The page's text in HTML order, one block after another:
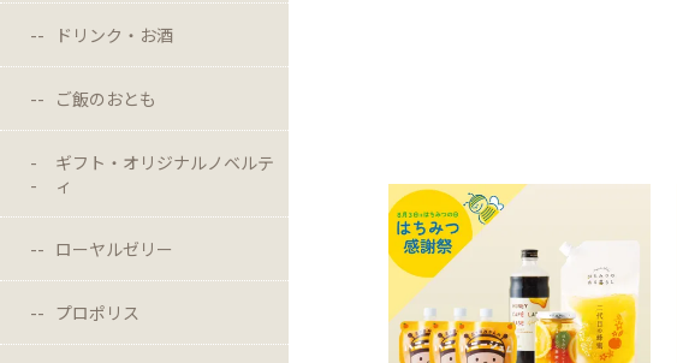
ドリンク・お酒
ご飯のおとも
ギフト・オリジナルノベルテ
ィ
ローヤルゼリー
プロポリス